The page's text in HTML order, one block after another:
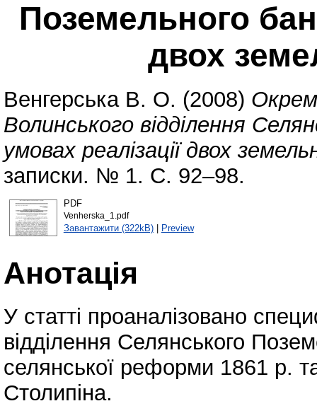
Поземельного
двох
Венгерська В. О. (2008)
Волинського відділення
умовах реалізації двох
записки. № 1. С. 92–98.
PDF
Venherska_1.pdf
Завантажити (322kB)| Preview
Анотація
У статті проаналізовано
відділення Селянського
селянської реформи 1861 р.
Столипіна.